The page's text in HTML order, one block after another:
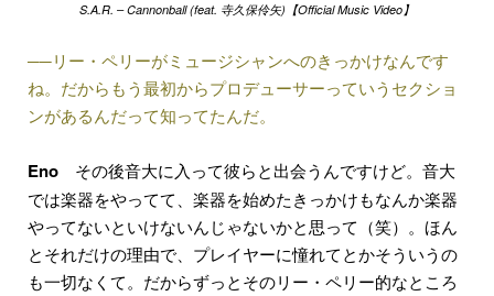
S.A.R. – Cannonball (feat. 寺久保伶矢)【Official Music Video】
──リー・ペリーがミュージシャンへのきっかけなんです
ね。だからもう最初からプロデューサーっていうセクショ
ンがあるんだって知ってたんだ。
Eno
その後音大に入って彼らと出会うんですけど。音大
では楽器をやってて、楽器を始めたきっかけもなんか楽器
やってないといけないんじゃないかと思って（笑）。ほん
とそれだけの理由で、プレイヤーに憧れてとかそういうの
も一切なくて。だからずっとそのリー・ペリー的なところ